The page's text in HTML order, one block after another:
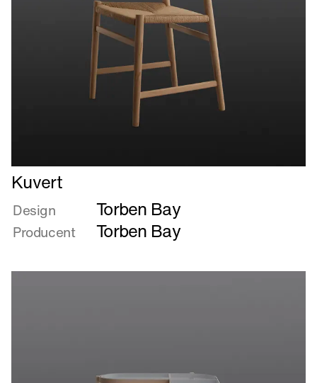
Læs
mere
om
Kuvert
Kuvert
Design Torben Bay
Producent Torben Bay